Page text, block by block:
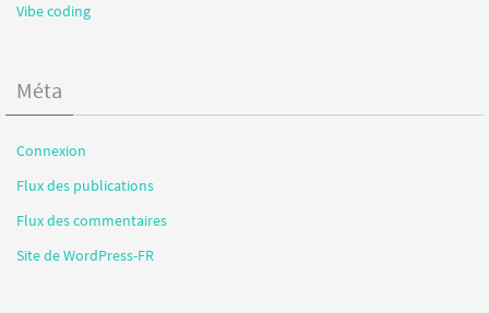
Vibe coding
Méta
Connexion
Flux des publications
Flux des commentaires
Site de WordPress-FR